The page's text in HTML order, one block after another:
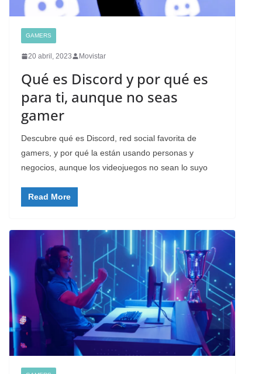
GAMERS
20 abril, 2023 Movistar
Qué es Discord y por qué es
para ti, aunque no seas
gamer
Descubre qué es Discord, red social favorita de
gamers, y por qué la están usando personas y
negocios, aunque los videojuegos no sean lo suyo
Read More